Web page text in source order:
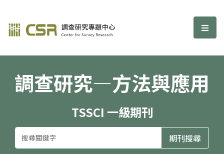
調查研究—方法與應用期刊 選
調查研究—方法與應用
TSSCI 一級期刊